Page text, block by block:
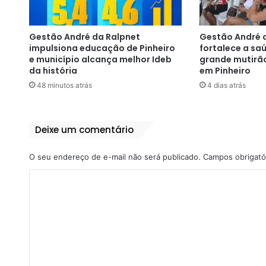
Gestão André da Ralpnet
impulsiona educação de Pinheiro
e município alcança melhor Ideb
da história
48 minutos atrás
Gestão André
fortalece a
grande
em Pinheiro
4 dias atrás
Deixe um comentário
O seu endereço de e-mail não será publicado. Campos